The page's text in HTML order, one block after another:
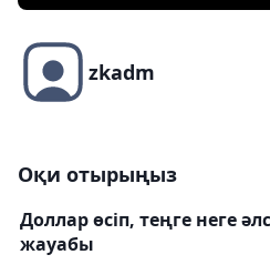
zkadm
Оқи отырыңыз
Доллар өсіп, теңге неге
жауабы